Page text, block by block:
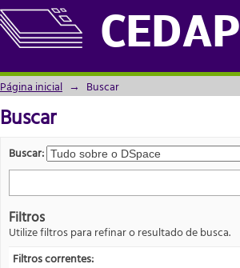
CEDAP
Buscar
Página inicial → Buscar
Buscar
Buscar:
Filtros
Utilize filtros para refinar o resultado de busca.
Filtros correntes: